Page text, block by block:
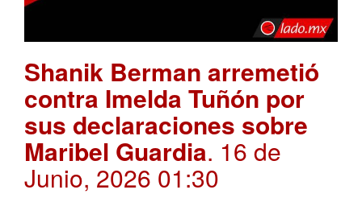
Shanik Berman arremetió
contra Imelda Tuñón por
sus declaraciones sobre
Maribel Guardia. 16 de
Junio, 2026 01:30